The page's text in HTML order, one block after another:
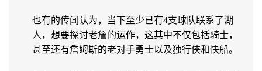
也有的传闻认为，当下至少已有4支球队联系了湖
人，想要探讨老詹的运作，这其中不仅包括骑士，
甚至还有詹姆斯的老对手勇士以及独行侠和快船。